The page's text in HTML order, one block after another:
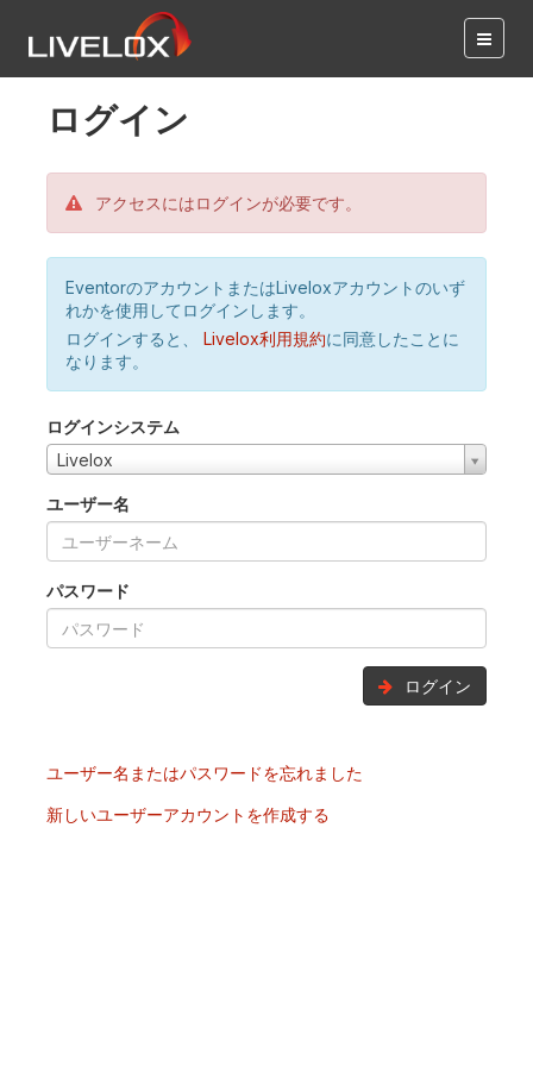
ログイン
アクセスにはログインが必要です。
EventorのアカウントまたはLiveloxアカウントのいず
れかを使用してログインします。
ログインすると、
Livelox利用規約に同意したことに
なります。
ログインシステム
Livelox
ユーザー名
パスワード
ログイン
ユーザー名またはパスワードを忘れました
新しいユーザーアカウントを作成する